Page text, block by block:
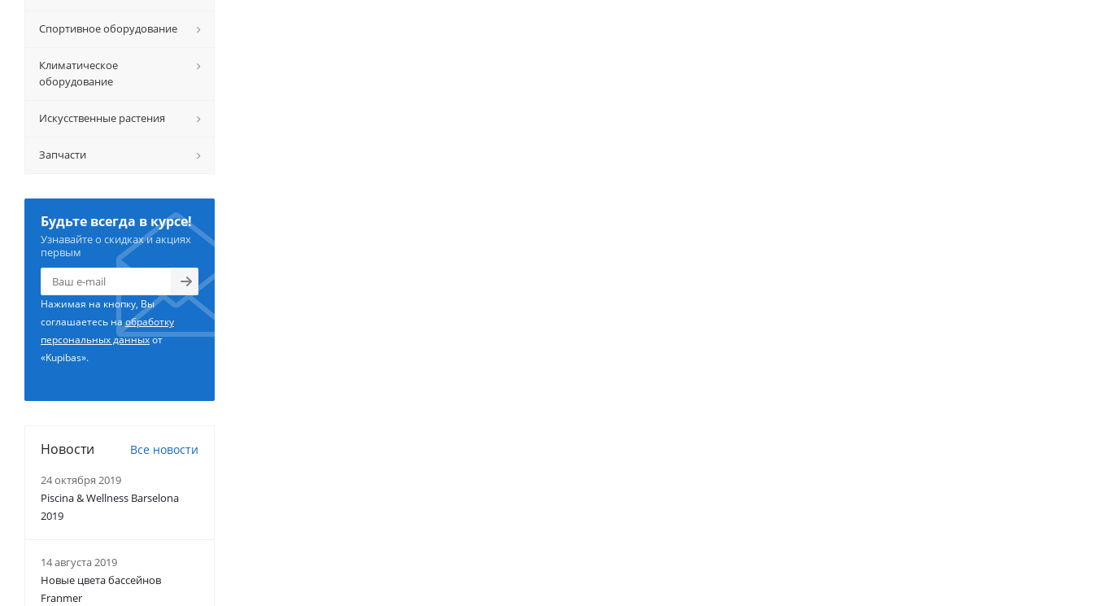
Спортивное оборудование
Климатическое
оборудование
Искусственные растения
Запчасти
Будьте всегда в курсе!
Узнавайте о скидках и акциях
первым
Нажимая на кнопку, Вы
соглашаетесь наобработку
персональных данныхот
«Kupibas».
Новости Все новости
24 октября 2019
Piscina & Wellness Barselona
2019
14 августа 2019
Новые цвета бассейнов
Franmer